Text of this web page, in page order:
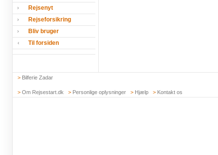
Rejsenyt
Rejseforsikring
Bliv bruger
Til forsiden
> Bilferie Zadar
> Om Rejsestart.dk > Personlige oplysninger > Hjælp > Kontakt os